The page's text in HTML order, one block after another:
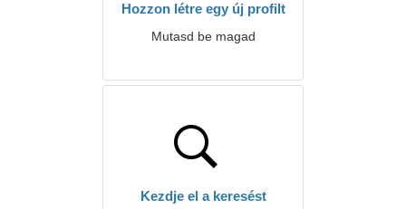
Hozzon létre egy új profilt
Mutasd be magad
Kezdje el a keresést